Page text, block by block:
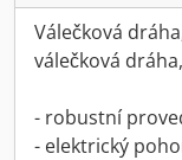
Válečková
válečková
- robustní
- elektrický